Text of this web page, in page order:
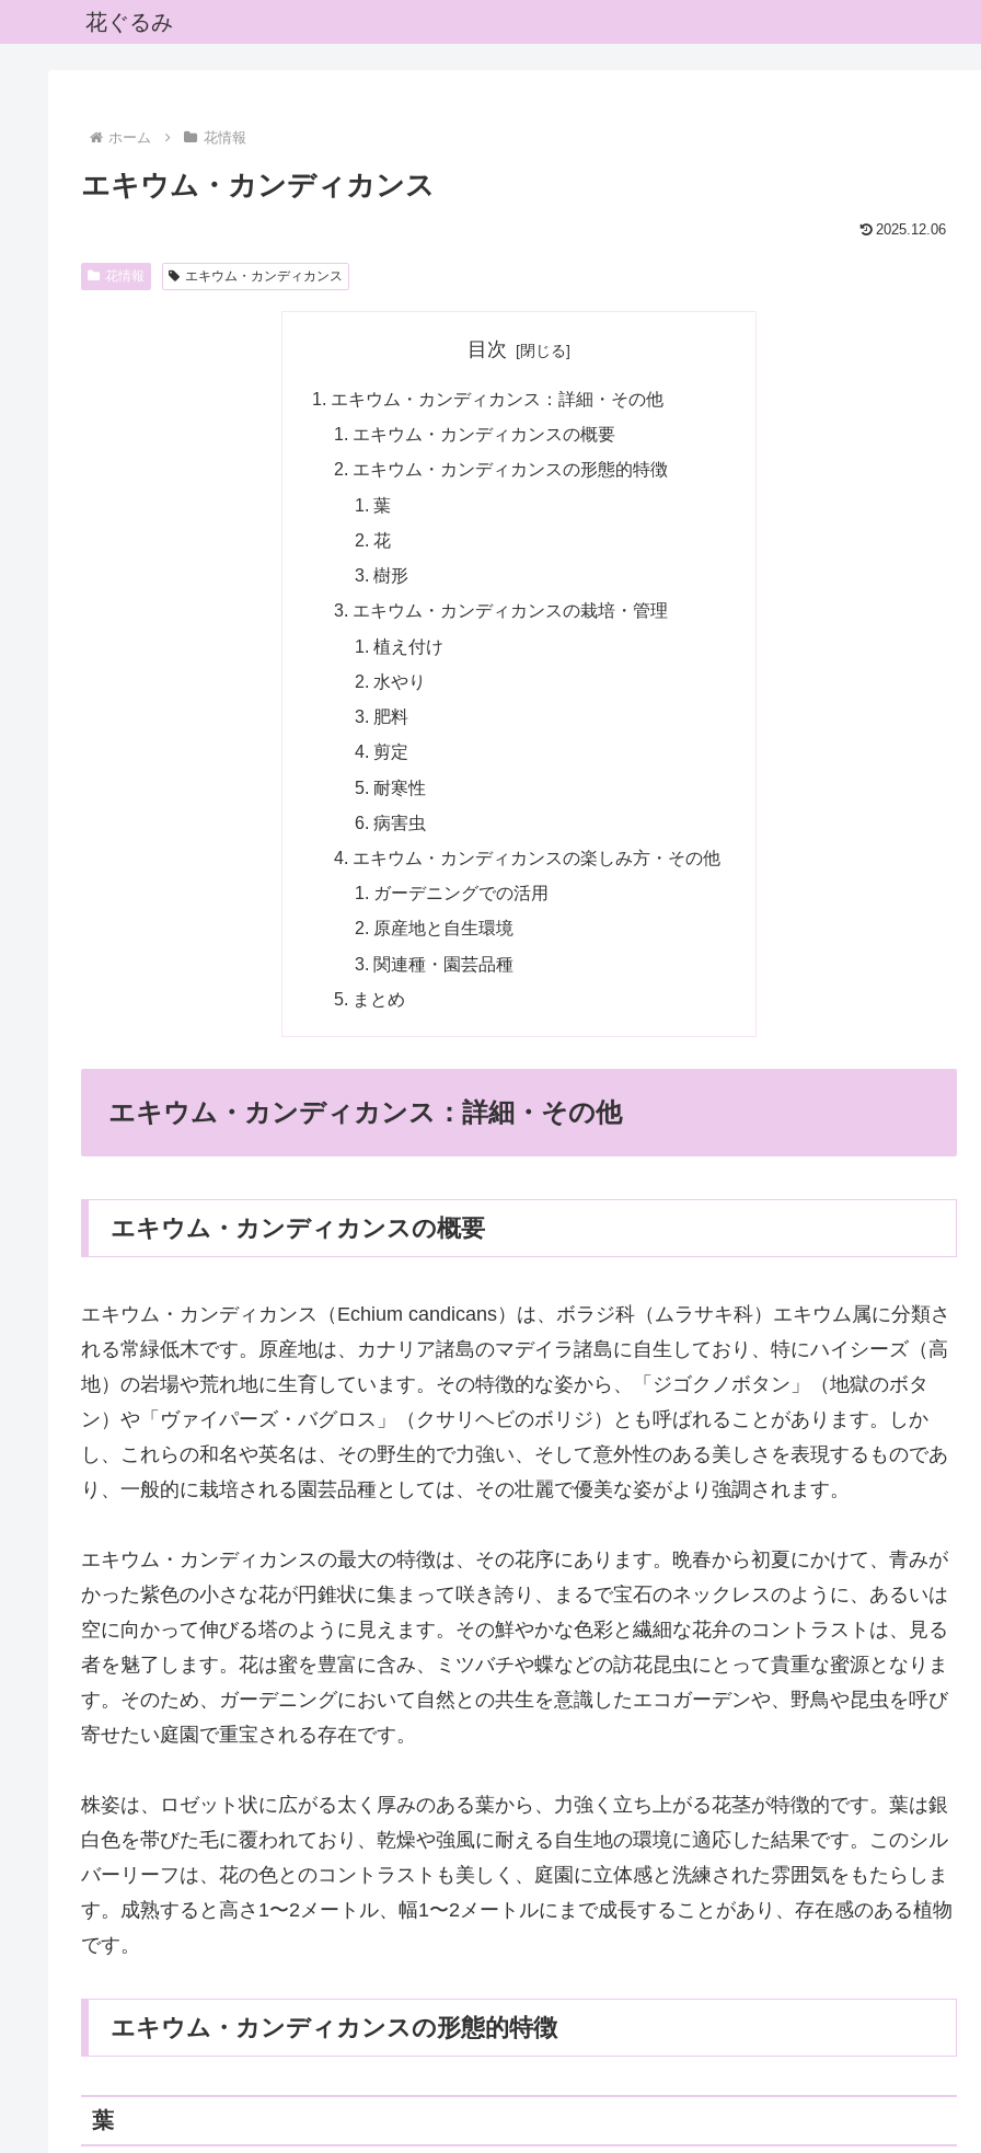
花ぐるみ
ホーム 花情報
エキウム・カンディカンス
2025.12.06
花情報 エキウム・カンディカンス
目次
エキウム・カンディカンス：詳細・その他
エキウム・カンディカンスの概要
エキウム・カンディカンスの形態的特徴
葉
花
樹形
エキウム・カンディカンスの栽培・管理
植え付け
水やり
肥料
剪定
耐寒性
病害虫
エキウム・カンディカンスの楽しみ方・その他
ガーデニングでの活用
原産地と自生環境
関連種・園芸品種
まとめ
エキウム・カンディカンス：詳細・その他
エキウム・カンディカンスの概要
エキウム・カンディカンス（Echium candicans）は、ボラジ科（ムラサキ科）エキウム属に分類さ
れる常緑低木です。原産地は、カナリア諸島のマデイラ諸島に自生しており、特にハイシーズ（高
地）の岩場や荒れ地に生育しています。その特徴的な姿から、「ジゴクノボタン」（地獄のボタ
ン）や「ヴァイパーズ・バグロス」（クサリヘビのボリジ）とも呼ばれることがあります。しか
し、これらの和名や英名は、その野生的で力強い、そして意外性のある美しさを表現するものであ
り、一般的に栽培される園芸品種としては、その壮麗で優美な姿がより強調されます。
エキウム・カンディカンスの最大の特徴は、その花序にあります。晩春から初夏にかけて、青みが
かった紫色の小さな花が円錐状に集まって咲き誇り、まるで宝石のネックレスのように、あるいは
空に向かって伸びる塔のように見えます。その鮮やかな色彩と繊細な花弁のコントラストは、見る
者を魅了します。花は蜜を豊富に含み、ミツバチや蝶などの訪花昆虫にとって貴重な蜜源となりま
す。そのため、ガーデニングにおいて自然との共生を意識したエコガーデンや、野鳥や昆虫を呼び
寄せたい庭園で重宝される存在です。
株姿は、ロゼット状に広がる太く厚みのある葉から、力強く立ち上がる花茎が特徴的です。葉は銀
白色を帯びた毛に覆われており、乾燥や強風に耐える自生地の環境に適応した結果です。このシル
バーリーフは、花の色とのコントラストも美しく、庭園に立体感と洗練された雰囲気をもたらしま
す。成熟すると高さ1〜2メートル、幅1〜2メートルにまで成長することがあり、存在感のある植物
です。
エキウム・カンディカンスの形態的特徴
葉